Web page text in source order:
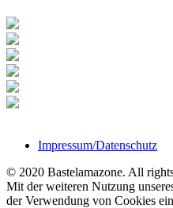
Impressum/Datenschutz
© 2020 Bastelamazone. All
Mit der weiteren Nutzung
der Verwendung von Cookies